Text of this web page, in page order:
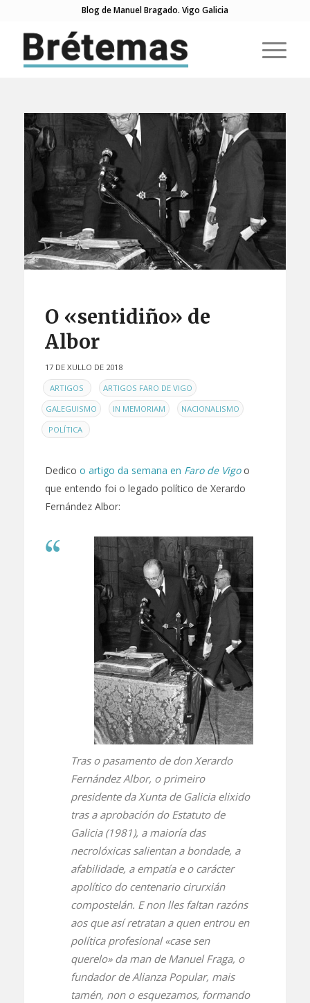
Blog de Manuel Bragado. Vigo Galicia
O «sentidiño» de
Albor
17 DE XULLO DE 2018
EN ARTIGOS , ARTIGOS FARO DE VIGO ,
GALEGUISMO , IN MEMORIAM , NACIONALISMO ,
POLÍTICA
Dedico o artigo da semana en Faro de Vigoo
que entendo foi o legado político de Xerardo
Fernández Albor:
Tras o pasamento de don Xerardo
Fernández Albor, o primeiro
presidente da Xunta de Galicia elixido
tras a aprobación do Estatuto de
Galicia (1981), a maioría das
necrolóxicas salientan a bondade, a
afabilidade, a empatía e o carácter
apolítico do centenario cirurxián
compostelán. E non lles faltan razóns
aos que así retratan a quen entrou en
política profesional «case sen
querelo» da man de Manuel Fraga, o
fundador de Alianza Popular, mais
tamén, non o esquezamos, formando